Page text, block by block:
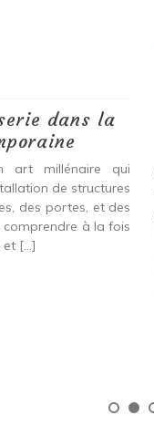
dans la
art millénaire qui
de structures
des portes, et des
à la fois
et […]